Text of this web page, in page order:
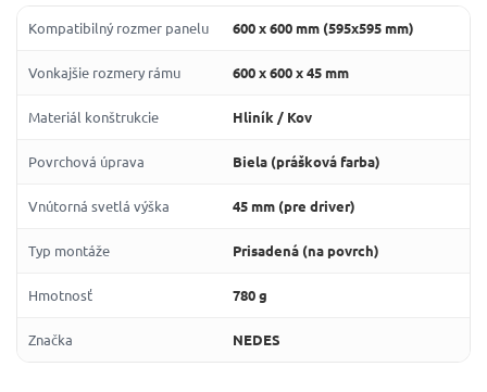
Kompatibilný rozmer panelu 600 x 600 mm (595x595 mm)
Vonkajšie rozmery rámu 600 x 600 x 45 mm
Materiál konštrukcie Hliník / Kov
Povrchová úprava Biela (prášková farba)
Vnútorná svetlá výška 45 mm (pre driver)
Typ montáže Prisadená (na povrch)
Hmotnosť 780 g
Značka NEDES